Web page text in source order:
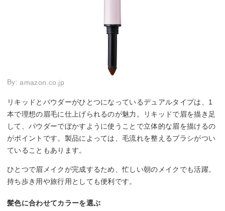
By:amazon.co.jp
リキッドとパウダーがひとつになっているデュアルタイプは、1
本で理想の眉毛に仕上げられるのが魅力。リキッドで眉を描き足
して、パウダーでぼかすように使うことで立体的な眉を描けるの
がポイントです。製品によっては、毛流れを整えるブラシがつい
ていることもあります。
ひとつで眉メイクが完成するため、忙しい朝のメイクでも活躍。
持ち歩き用や旅行用としても便利です。
髪色に合わせてカラーを選ぶ